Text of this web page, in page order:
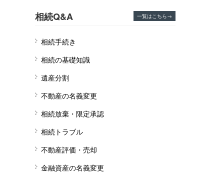
相続Q&A 一覧はこちら→
相続手続き
相続の基礎知識
遺産分割
不動産の名義変更
相続放棄・限定承認
相続トラブル
不動産評価・売却
金融資産の名義変更